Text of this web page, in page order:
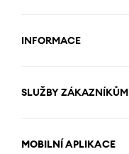
INFORMACE
SLUŽBY ZÁKAZNÍKŮM
MOBILNÍ APLIKACE